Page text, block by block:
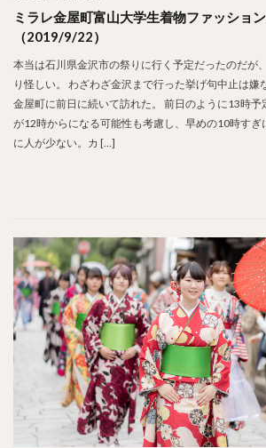
ミラレ金屋町富山大学生着物ファッショ
（2019/9/22）
本当は石川県金沢市の祭りに行く予定だったのだが
り怪しい。 わざわざ金沢まで行った挙げ句中止は嫌
金屋町に前日に続いて訪れた。 前日のように13時予
が12時からになる可能性も考慮し、早めの10時すぎ
に人が少ない。カ […]